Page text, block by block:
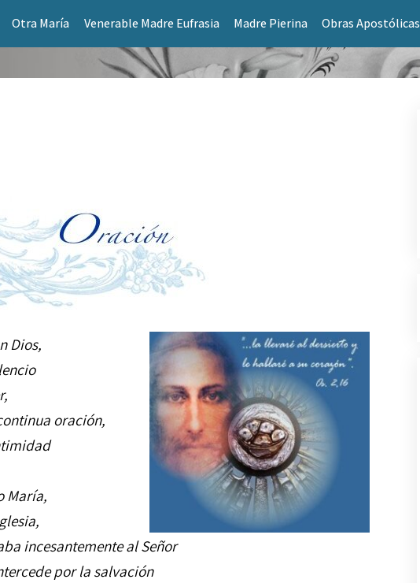
Otra María Venerable Madre Eufrasia Madre Pierina Obras Apostólicas
Dios,
oración,
María,
incesantemente al Señor
por la salvación